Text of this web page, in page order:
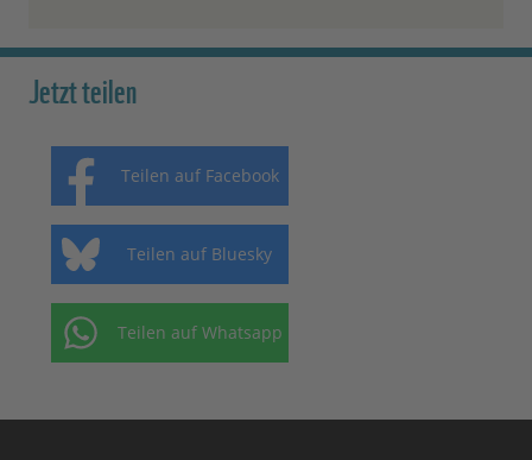
Jetzt teilen
Teilen auf Facebook
Teilen auf Bluesky
Teilen auf Whatsapp